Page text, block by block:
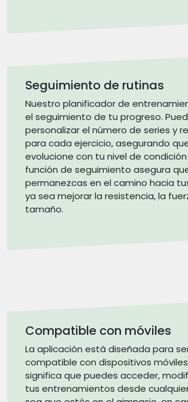
Seguimiento de rutinas
Nuestro planificador de
el seguimiento de tu progreso.
personalizar el número de series y
para cada ejercicio, asegurando
evolucione con tu nivel de
función de seguimiento asegura
permanezcas en el camino hacia
ya sea mejorar la resistencia, la
tamaño.
Compatible con móviles
La aplicación está diseñada para
compatible con dispositivos
significa que puedes acceder,
tus entrenamientos desde